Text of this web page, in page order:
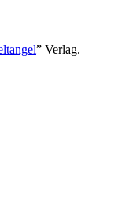
” Verlag.